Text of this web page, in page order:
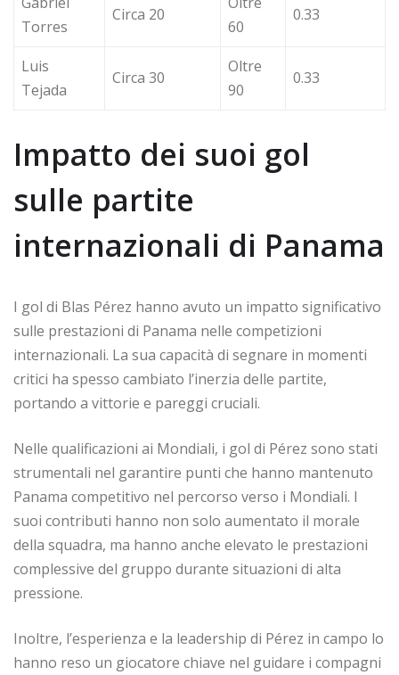
Torres
Circa 20
60
0.33
Luis
Tejada
Circa 30
Oltre
90
0.33
Impatto dei suoi gol
sulle partite
internazionali di Panama
I gol di Blas Pérez hanno avuto un impatto significativo
sulle prestazioni di Panama nelle competizioni
internazionali. La sua capacità di segnare in momenti
critici ha spesso cambiato l’inerzia delle partite,
portando a vittorie e pareggi cruciali.
Nelle qualificazioni ai Mondiali, i gol di Pérez sono stati
strumentali nel garantire punti che hanno mantenuto
Panama competitivo nel percorso verso i Mondiali. I
suoi contributi hanno non solo aumentato il morale
della squadra, ma hanno anche elevato le prestazioni
complessive del gruppo durante situazioni di alta
pressione.
Inoltre, l’esperienza e la leadership di Pérez in campo lo
hanno reso un giocatore chiave nel guidare i compagni